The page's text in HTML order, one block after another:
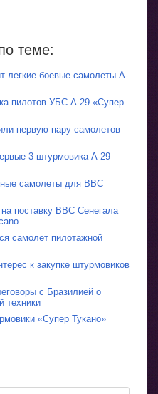
теме:
легкие боевые самолеты A-
пилотов УБС A-29 «Супер
первую пару самолетов
3 штурмовика A-29
самолеты для ВВС
поставку ВВС Сенегала
самолет пилотажной
к закупке штурмовиков
с Бразилией о
техники
«Супер Тукано»